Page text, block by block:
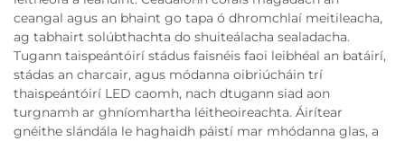
ceangal agus an bhaint go tapa ó dhromchlaí meitileacha,
ag tabhairt solúbthachta do shuiteálacha sealadacha.
Tugann taispeántóirí stádus faisnéis faoi leibhéal an batáirí,
stádas an charcair, agus módanna oibriúcháin trí
thaispeántóirí LED caomh, nach dtugann siad aon
turgnamh ar ghníomhartha léitheoireachta. Áirítear
gnéithe slándála le haghaidh páistí mar mhódanna glas, a